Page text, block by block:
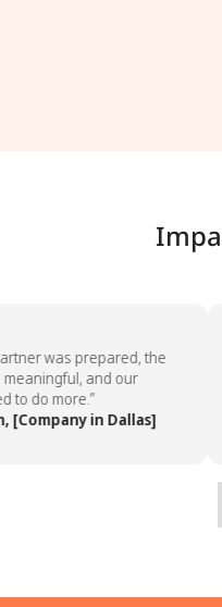
was prepared, the
and our
do more.”
in Dallas]